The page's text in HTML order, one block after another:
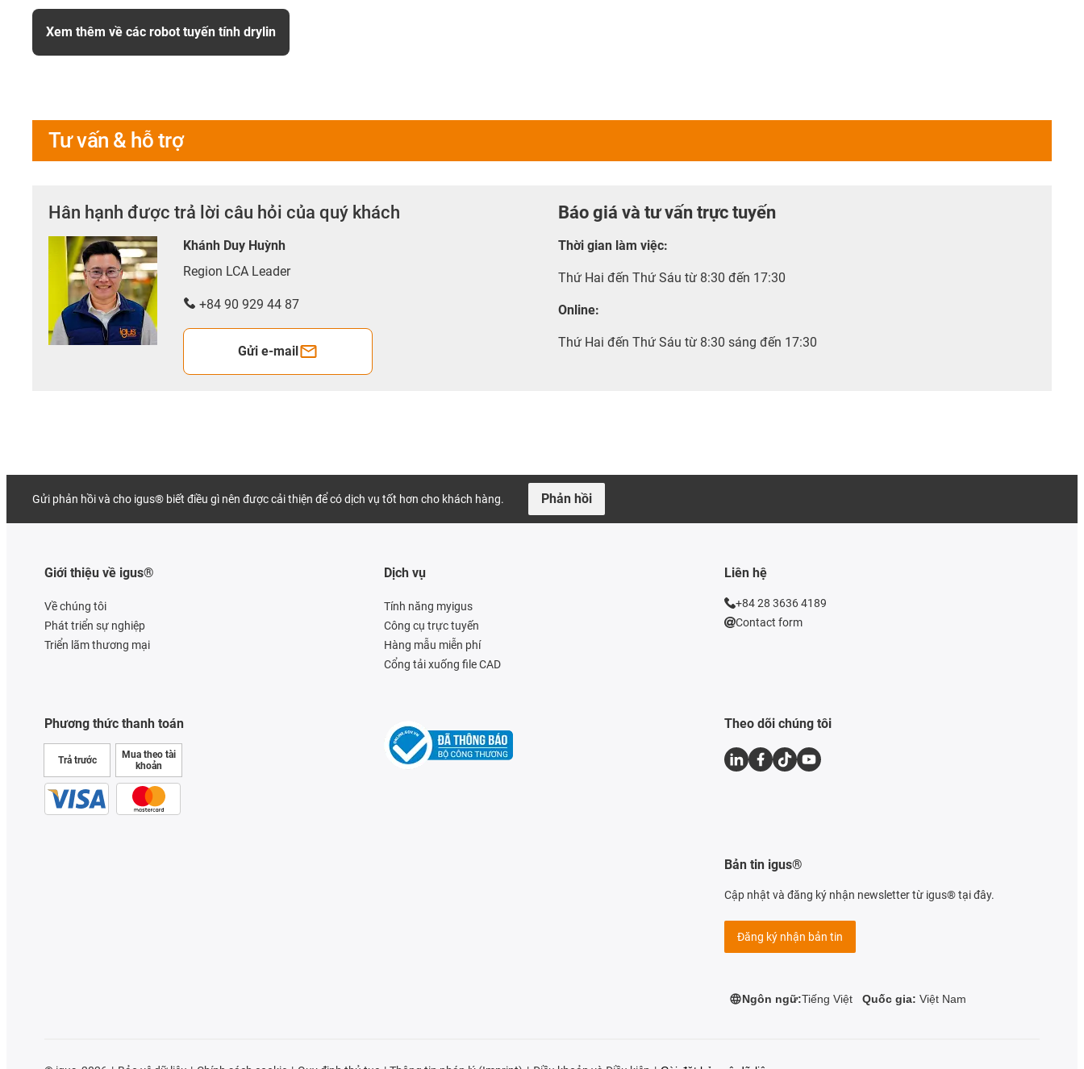
Xem thêm về các robot tuyến tính drylin
Tư vấn & hỗ trợ
Hân hạnh được trả lời câu hỏi của quý khách
Khánh Duy Huỳnh
Region LCA Leader
+84 90 929 44 87
Gửi e-mail
Báo giá và tư vấn trực tuyến
Thời gian làm việc:
Thứ Hai đến Thứ Sáu từ 8:30 đến 17:30
Online:
Thứ Hai đến Thứ Sáu từ 8:30 sáng đến 17:30
Gửi phản hồi và cho igus® biết điều gì nên được cải thiện để có dịch vụ tốt hơn cho khách hàng. Phản hồi
Giới thiệu về igus®
Về chúng tôi
Phát triển sự nghiệp
Triển lãm thương mại
Phương thức thanh toán
Trả trước
Mua theo tài
khoản
Dịch vụ
Tính năng myigus
Công cụ trực tuyến
Hàng mẫu miễn phí
Cổng tải xuống file CAD
Liên hệ
+84 28 3636 4189
Contact form
Theo dõi chúng tôi
Bản tin igus®
Cập nhật và đăng ký nhận newsletter từ igus® tại đây.
Đăng ký nhận bản tin
Ngôn ngữ:Tiếng Việt Quốc gia: Việt Nam